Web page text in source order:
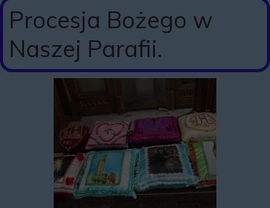
Procesja Bożego w
Naszej Parafii.